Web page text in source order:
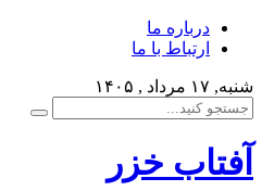
درباره ما
ارتباط با ما
شنبه, ۱۷ مرداد , ۱۴۰۵
آفتاب خزر